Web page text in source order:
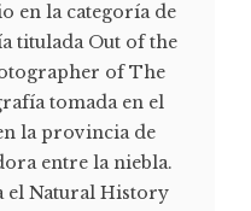
en la categoría de
titulada Out of the
of The
tomada en el
la provincia de
entre la niebla.
el Natural History